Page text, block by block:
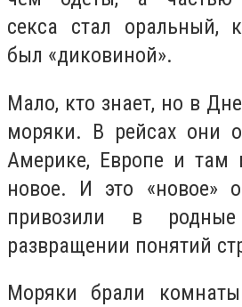
секса стал оральный,
был «диковиной».
Мало, кто знает, но в
моряки. В рейсах они
Америке, Европе и там
новое. И это «новое»
привозили в
развращении понятий
Моряки брали